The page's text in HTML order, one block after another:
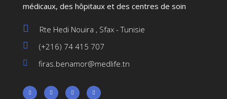
médicaux, des hôpitaux et des centres de soin
Rte Hedi Nouira , Sfax - Tunisie
(+216) 74 415 707
firas.benamor@medlife.tn